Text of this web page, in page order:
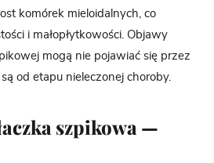
komórek mieloidalnych, co
i małopłytkowości. Objawy
mogą nie pojawiać się przez
od etapu nieleczonej choroby.
szpikowa —